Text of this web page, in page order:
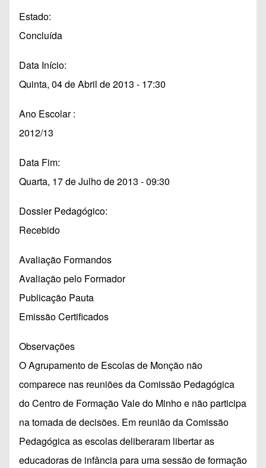
Estado
Concluída
Data Início
Quinta, 04 de Abril de 2013 - 17:30
Ano Escolar
2012/13
Data Fim
Quarta, 17 de Julho de 2013 - 09:30
Dossier Pedagógico
Recebido
Avaliação Formandos
Avaliação pelo Formador
Publicação Pauta
Emissão Certificados
Observações
O Agrupamento de Escolas de Monção não
comparece nas reuniões da Comissão Pedagógica
do Centro de Formação Vale do Minho e não participa
na tomada de decisões. Em reunião da Comissão
Pedagógica as escolas deliberaram libertar as
educadoras de infância para uma sessão de formação